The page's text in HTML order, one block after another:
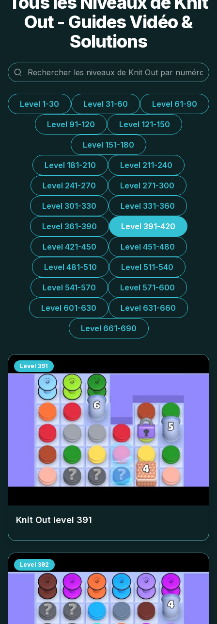
Out - Guides Vidéo &
Solutions
Level 1-30 Level 31-60 Level 61-90
Level 91-120 Level 121-150
Level 151-180
Level 181-210 Level 211-240
Level 241-270 Level 271-300
Level 301-330 Level 331-360
Level 361-390 Level 391-420
Level 421-450 Level 451-480
Level 481-510 Level 511-540
Level 541-570 Level 571-600
Level 601-630 Level 631-660
Level 661-690
Level 391
Knit Out level 391
Level 392